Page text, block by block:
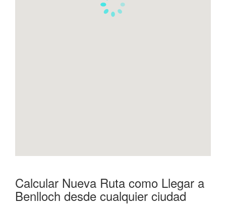
Calcular Nueva Ruta como Llegar a
Benlloch desde cualquier ciudad